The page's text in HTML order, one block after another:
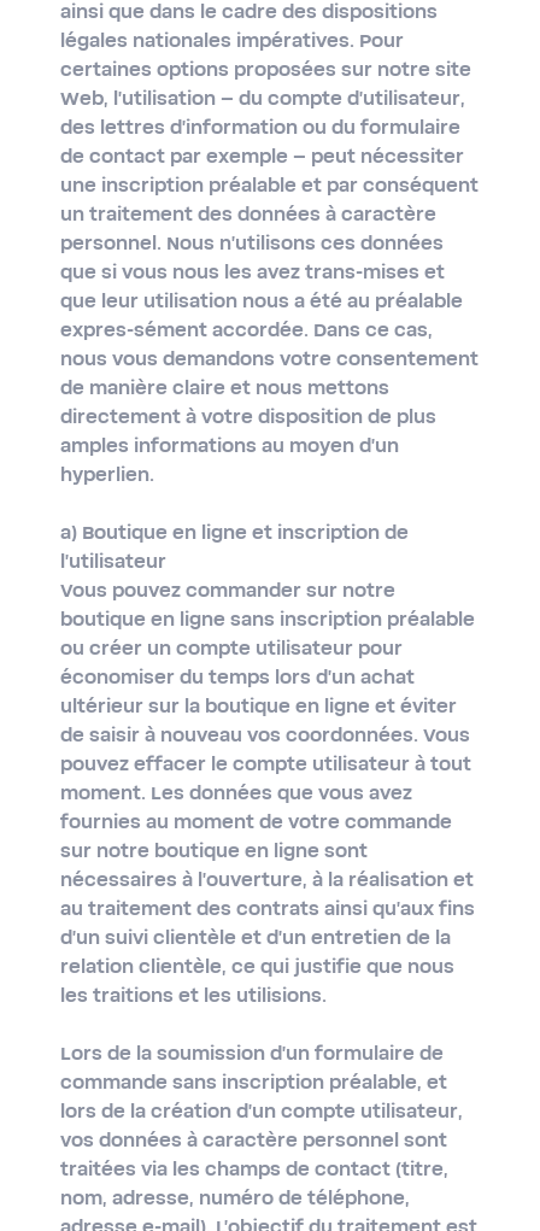
ainsi que dans le cadre des dispositions
légales nationales impératives. Pour
certaines options proposées sur notre site
Web, l'utilisation – du compte d'utilisateur,
des lettres d'information ou du formulaire
de contact par exemple – peut nécessiter
une inscription préalable et par conséquent
un traitement des données à caractère
personnel. Nous n'utilisons ces données
que si vous nous les avez trans-mises et
que leur utilisation nous a été au préalable
expres-sément accordée. Dans ce cas,
nous vous demandons votre consentement
de manière claire et nous mettons
directement à votre disposition de plus
amples informations au moyen d'un
hyperlien.
a) Boutique en ligne et inscription de
l'utilisateur
Vous pouvez commander sur notre
boutique en ligne sans inscription préalable
ou créer un compte utilisateur pour
économiser du temps lors d'un achat
ultérieur sur la boutique en ligne et éviter
de saisir à nouveau vos coordonnées. Vous
pouvez effacer le compte utilisateur à tout
moment. Les données que vous avez
fournies au moment de votre commande
sur notre boutique en ligne sont
nécessaires à l'ouverture, à la réalisation et
au traitement des contrats ainsi qu'aux fins
d'un suivi clientèle et d'un entretien de la
relation clientèle, ce qui justifie que nous
les traitions et les utilisions.
Lors de la soumission d'un formulaire de
commande sans inscription préalable, et
lors de la création d'un compte utilisateur,
vos données à caractère personnel sont
traitées via les champs de contact (titre,
nom, adresse, numéro de téléphone,